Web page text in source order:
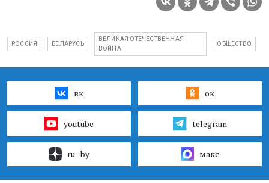
РОССИЯ БЕЛАРУСЬ
ВЕЛИКАЯ ОТЕЧЕСТВЕННАЯ
ВОЙНА
ОБЩЕСТВО
вк ок
youtube telegram
ru–by макс